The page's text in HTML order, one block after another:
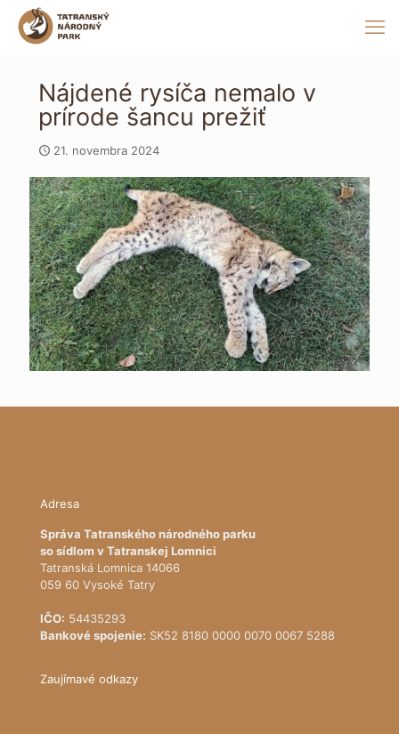
Nájdené rysíča nemalo v
prírode šancu prežiť
21. novembra 2024
Adresa
Správa Tatranského národného parku
so sídlom v Tatranskej Lomnici
Tatranská Lomnica 14066
059 60 Vysoké Tatry
IČO: 54435293
Bankové spojenie: SK52 8180 0000 0070 0067 5288
Zaujímavé odkazy